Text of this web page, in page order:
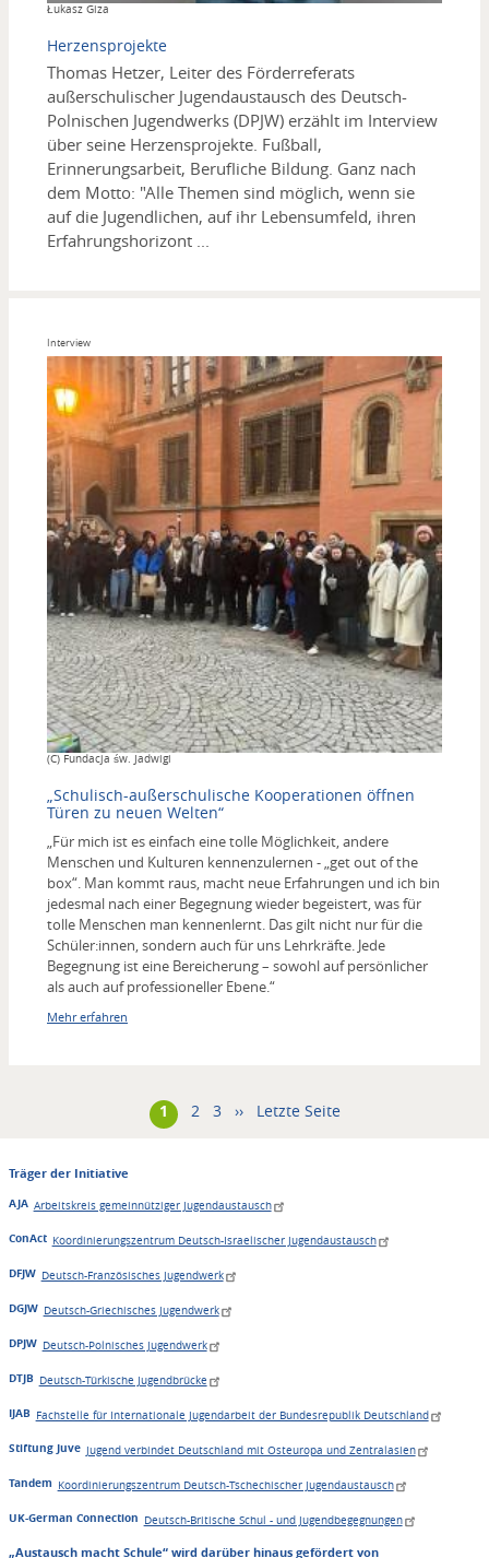
Copyright
Łukasz Giza
Herzensprojekte
Thomas Hetzer, Leiter des Förderreferats
außerschulischer Jugendaustausch des Deutsch-
Polnischen Jugendwerks (DPJW) erzählt im Interview
über seine Herzensprojekte. Fußball,
Erinnerungsarbeit, Berufliche Bildung. Ganz nach
dem Motto: "Alle Themen sind möglich, wenn sie
auf die Jugendlichen, auf ihr Lebensumfeld, ihren
Erfahrungshorizont ...
Interview
Copyright
(C) Fundacja św. Jadwigi
„Schulisch-außerschulische Kooperationen öffnen
Türen zu neuen Welten“
„Für mich ist es einfach eine tolle Möglichkeit, andere
Menschen und Kulturen kennenzulernen - „get out of the
box“. Man kommt raus, macht neue Erfahrungen und ich bin
jedesmal nach einer Begegnung wieder begeistert, was für
tolle Menschen man kennenlernt. Das gilt nicht nur für die
Schüler:innen, sondern auch für uns Lehrkräfte. Jede
Begegnung ist eine Bereicherung – sowohl auf persönlicher
als auch auf professioneller Ebene.“
Mehr erfahren
SeitennummerierungAktuelle
Seite
1 Seite
2 Seite
3
Nächste
››
Letzte
Letzte Seite
Träger der Initiative
AJA Arbeitskreis gemeinnütziger Jugendaustausch
ConAct Koordinierungszentrum Deutsch-Israelischer Jugendaustausch
DFJW Deutsch-Französisches Jugendwerk
DGJW Deutsch-Griechisches Jugendwerk
DPJW Deutsch-Polnisches Jugendwerk
DTJB Deutsch-Türkische Jugendbrücke
IJAB Fachstelle für Internationale Jugendarbeit der Bundesrepublik Deutschland
Stiftung Juve Jugend verbindet Deutschland mit Osteuropa und Zentralasien
Tandem Koordinierungszentrum Deutsch-Tschechischer Jugendaustausch
UK-German Connection Deutsch-Britische Schul - und Jugendbegegnungen
„Austausch macht Schule“ wird darüber hinaus gefördert von